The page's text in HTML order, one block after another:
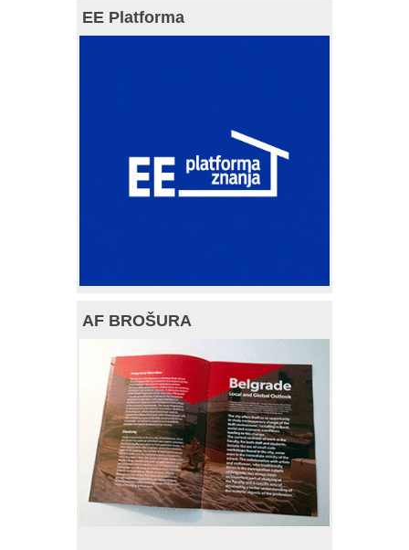
EE Platforma
AF BROŠURA